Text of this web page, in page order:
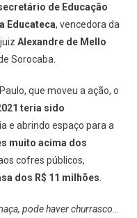
de Educação
Educateca, vencedora da
Alexandre de Mello
Sorocaba.
que moveu a ação, o
teria sido
e abrindo espaço para a
muito acima dos
cofres públicos,
dos R$ 11 milhões
pode haver churrasco…